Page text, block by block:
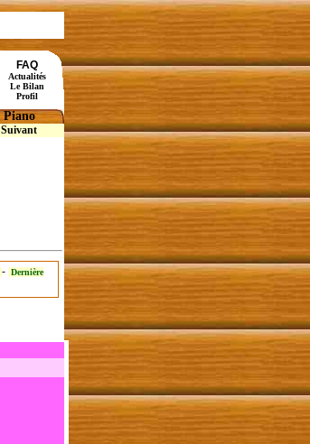
FAQ
Actualités
Le Bilan
Profil
Piano
Suivant
- Dernière